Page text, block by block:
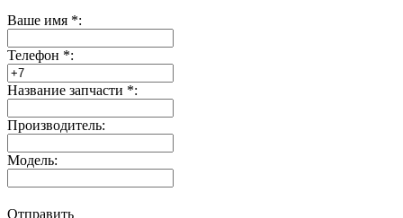
Ваше имя *:
Телефон *:
Название запчасти *:
Производитель:
Модель:
Отправить